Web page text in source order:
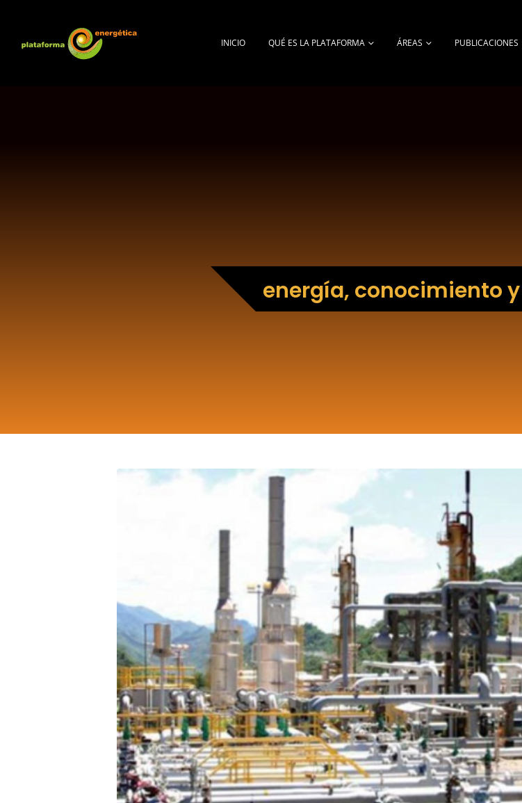
INICIO QUÉ ES LA PLATAFORMA ÁREAS PUBLICACIONES
energía, conocimiento